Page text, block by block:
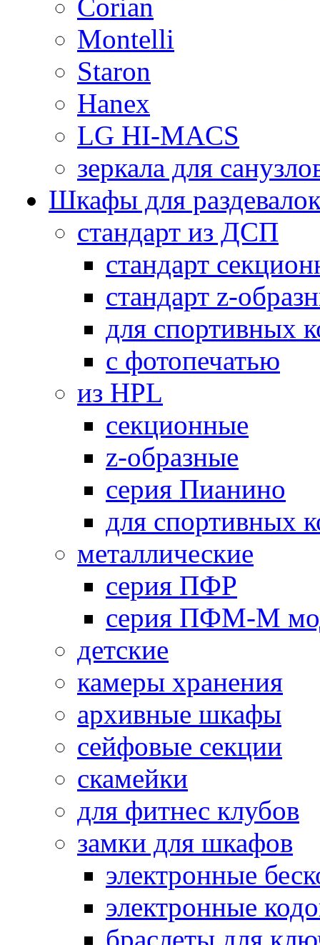
Corian
Montelli
Staron
Hanex
LG HI-MACS
зеркала для
Шкафы для
стандарт из ДСП
стандарт
стандарт z-
для спортивных
с фотопечатью
из HPL
секционные
z-образные
серия Пианино
для спортивных
металлические
серия ПФР
серия ПФМ-М
детские
камеры хранения
архивные шкафы
сейфовые секции
скамейки
для фитнес клубов
замки для шкафов
электронные
электронные